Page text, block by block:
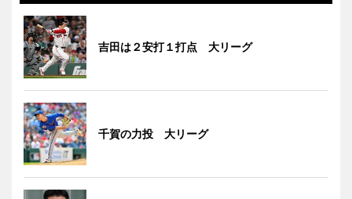
吉田は２安打１打点 大リーグ
千賀の力投 大リーグ